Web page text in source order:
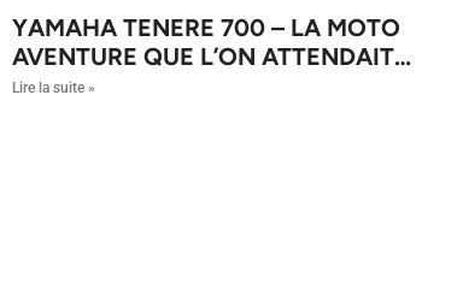
YAMAHA TENERE 700 – LA MOTO
AVENTURE QUE L’ON ATTENDAIT…
Lire la suite »